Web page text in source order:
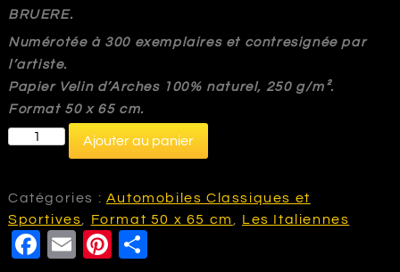
BRUERE.
Numérotée à 300 exemplaires et contresignée par
l’artiste.
Papier Velin d’Arches 100% naturel, 250 g/m².
Format 50 x 65 cm.
quantité
Lamborghini
Diablo
Ajouter au panier
Catégories : Automobiles Classiques et
Sportives
Format 50 x 65 cm Les Italiennes
F
E
Pi